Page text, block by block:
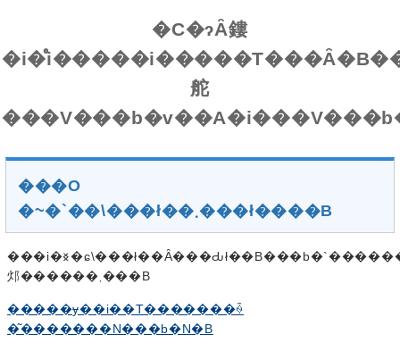
�C�ɂȂ鏤
舵
���O
�~�`��\���ł��܂���ł����B
���i�𐳏�ɕ\���ł��Ȃ���Ԃł��B���b�`�������x�̎��Ԃ�u���āA�y�[�W���ēǂݍ��݂���Ɛ���ɕ\������
邩������܂���B
�����ɏ��i��T�������ꍇ
�͂�������N���b�N�B